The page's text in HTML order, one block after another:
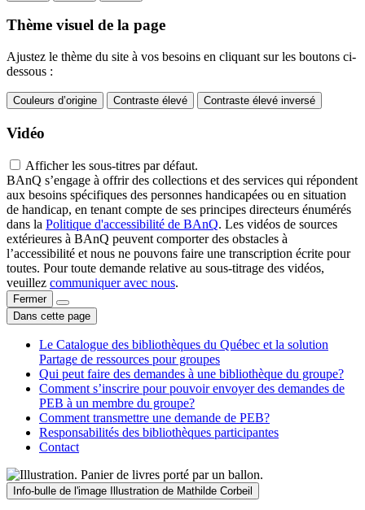
Thème visuel de la page
Ajustez le thème du site à vos besoins en cliquant sur les boutons ci-
dessous :
Couleurs d’origine Contraste élevé Contraste élevé inversé
Vidéo
Afficher les sous-titres par défaut.
BAnQ s’engage à offrir des collections et des services qui répondent
aux besoins spécifiques des personnes handicapées ou en situation
de handicap, en tenant compte de ses principes directeurs énumérés
dans la Politique d'accessibilité de BAnQ. Les vidéos de sources
extérieures à BAnQ peuvent comporter des obstacles à
l’accessibilité et nous ne pouvons faire une transcription écrite pour
toutes. Pour toute demande relative au sous-titrage des vidéos,
veuillez communiquer avec nous.
Fermer
Dans cette page
Le Catalogue des bibliothèques du Québec et la solution
Partage de ressources pour groupes
Qui peut faire des demandes à une bibliothèque du groupe?
Comment s’inscrire pour pouvoir envoyer des demandes de
PEB à un membre du groupe?
Comment transmettre une demande de PEB?
Responsabilités des bibliothèques participantes
Contact
Info-bulle de l'image Illustration de Mathilde Corbeil